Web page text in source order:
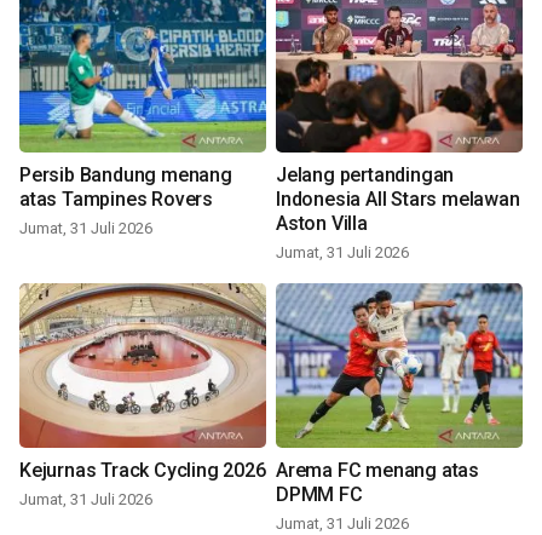
Persib Bandung menang
atas Tampines Rovers
Jumat, 31 Juli 2026
Jelang pertandingan
Indonesia All Stars melawan
Aston Villa
Jumat, 31 Juli 2026
Kejurnas Track Cycling 2026
Jumat, 31 Juli 2026
Arema FC menang atas
DPMM FC
Jumat, 31 Juli 2026